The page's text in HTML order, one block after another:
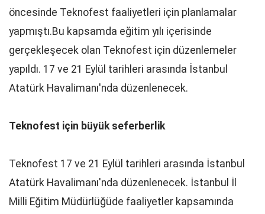
öncesinde Teknofest faaliyetleri için planlamalar
yapmıştı.Bu kapsamda eğitim yılı içerisinde
gerçekleşecek olan Teknofest için düzenlemeler
yapıldı. 17 ve 21 Eylül tarihleri arasında İstanbul
Atatürk Havalimanı'nda düzenlenecek.
Teknofest için büyük seferberlik
Teknofest 17 ve 21 Eylül tarihleri arasında İstanbul
Atatürk Havalimanı'nda düzenlenecek. İstanbul İl
Milli Eğitim Müdürlüğüde faaliyetler kapsamında